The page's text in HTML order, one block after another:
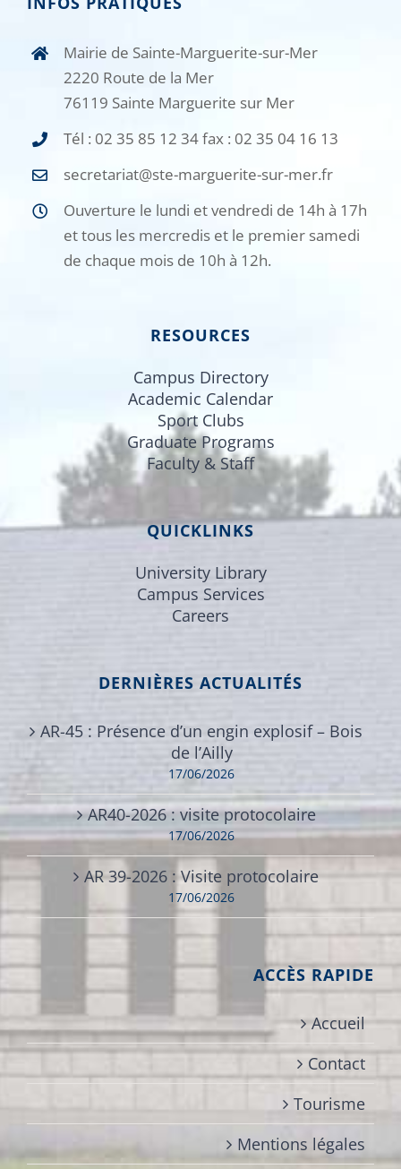
Mairie de Sainte-Marguerite-sur-Mer
2220 Route de la Mer
76119 Sainte Marguerite sur Mer
Tél : 02 35 85 12 34 fax : 02 35 04 16 13
secretariat@ste-marguerite-sur-mer.fr
Ouverture le lundi et vendredi de 14h à 17h
et tous les mercredis et le premier samedi
de chaque mois de 10h à 12h.
RESOURCES
Campus Directory
Academic Calendar
Sport Clubs
Graduate Programs
Faculty & Staff
QUICKLINKS
University Library
Campus Services
Careers
DERNIÈRES ACTUALITÉS
AR-45 : Présence d’un engin explosif – Bois
de l’Ailly
17/06/2026
AR40-2026 : visite protocolaire
17/06/2026
AR 39-2026 : Visite protocolaire
17/06/2026
ACCÈS RAPIDE
Accueil
Contact
Tourisme
Mentions légales